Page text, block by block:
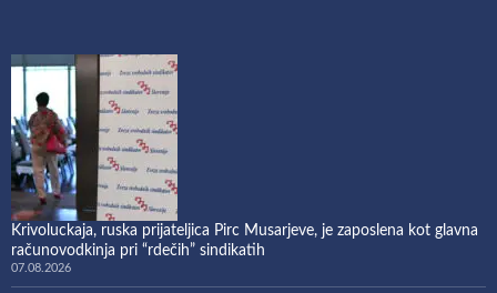
Krivoluckaja, ruska prijateljica Pirc Musarjeve, je zaposlena kot glavna
računovodkinja pri “rdečih” sindikatih
07.08.2026